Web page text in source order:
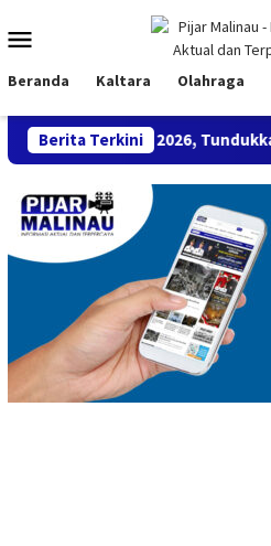
ke
Mobile
Beranda Kaltara Olahraga
Berita Terkini
2026, Tundukkan OTL FC 4-1